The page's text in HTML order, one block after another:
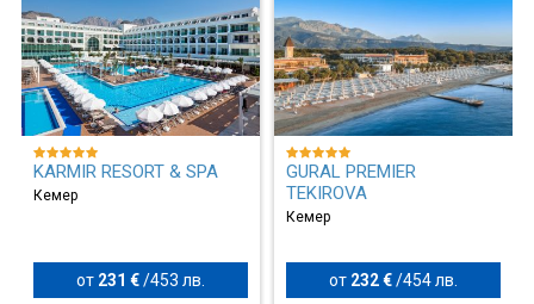
KARMIR RESORT & SPA
Кемер
от 231 € /453 лв.
GURAL PREMIER
TEKIROVA
Кемер
от 232 €/454 лв.